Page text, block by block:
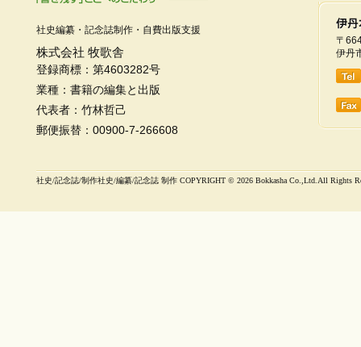
社史編纂・記念誌制作・自費出版支援
株式会社 牧歌舎
登録商標：第4603282号
業種：書籍の編集と出版
代表者：竹林哲己
郵便振替：00900-7-266608
〒
伊丹
社史/記念誌/制作社史/編纂/記念誌 制作 COPYRIGHT © 2026 Bokkasha Co.,Ltd.All Rights